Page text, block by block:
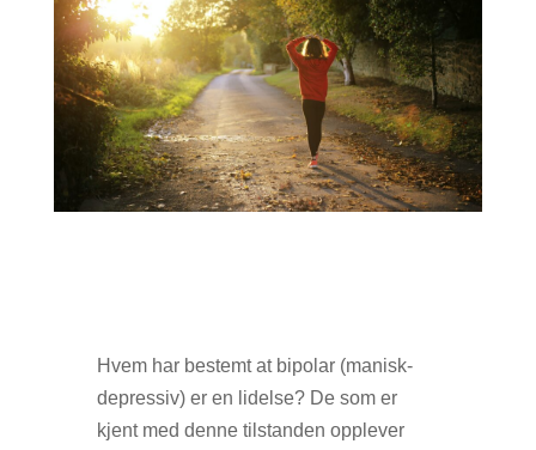
Hvem har bestemt at bipolar (manisk-
depressiv) er en lidelse? De som er
kjent med denne tilstanden opplever